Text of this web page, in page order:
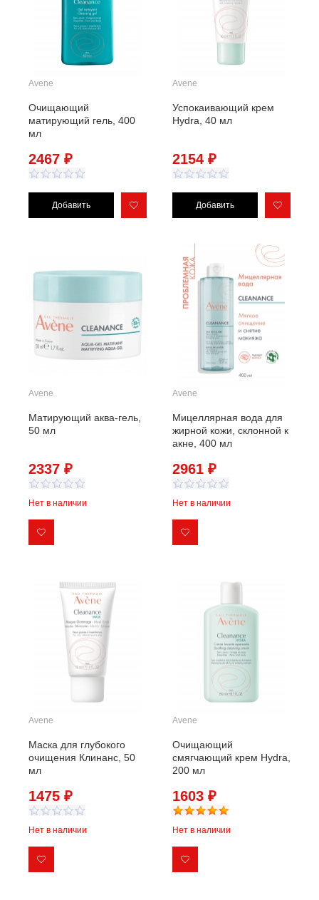
Avene
Очищающий
матирующий гель, 400
мл
2467 ₽
Avene
Успокаивающий крем
Hydra, 40 мл
2154 ₽
Avene
Матирующий аква-гель,
50 мл
2337 ₽
Нет в наличии
Avene
Мицеллярная вода для
жирной кожи, склонной к
акне, 400 мл
2961 ₽
Нет в наличии
Avene
Маска для глубокого
очищения Клинанс, 50
мл
1475 ₽
Нет в наличии
Avene
Очищающий
смягчающий крем Hydra,
200 мл
1603 ₽
Нет в наличии